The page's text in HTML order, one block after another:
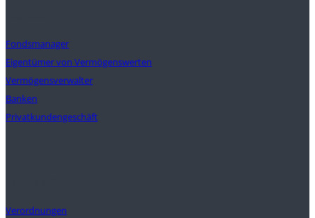
Fondsmanager
Eigentümer von Vermögenswerten
Vermögensverwalter
Banken
Privatkundengeschäft
Verordnungen